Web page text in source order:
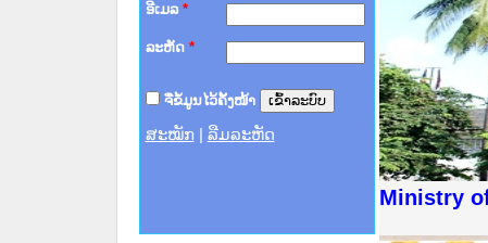
ອີເມລ *
ລະຫັດ *
ຈື່ຂໍ້ມູນໄວ້ຄັ້ງໜ້າ
ສະໝັກ ລືມລະຫັດ
Ministry
ານສະພາປະຊາຊົນ ພາກເໜືອ
ທາງລັດຖະການ
ສຳລັບ ພາກກາງ
ສຳລັບ ພາກໃຕ້
ວິທະຍາຄານຕຳຫຼວດປະຊາຊົນ
ວິທະຍາຄານສັນຕິບານປະຊາຊົນ
ຂັ້ນແຂວງພາກເໜືອ
ານສະພາປະຊາຊົນ ພາກກາງ